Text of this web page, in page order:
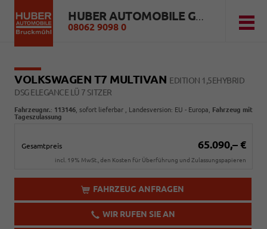
HUBER AUTOMOBILE GMBH
08062 9098 0
VOLKSWAGEN T7 MULTIVAN EDITION 1,5EHYBRID
DSG ELEGANCE LÜ 7 SITZER
Fahrzeugnr.: 113146 sofort lieferbar , Landesversion: EU - Europa, Fahrzeug mit
Tageszulassung
Gesamtpreis 65.090,– €
incl. 19% MwSt., den Kosten für Überführung und Zulassungspapieren
FAHRZEUG ANFRAGEN
WIR RUFEN SIE AN